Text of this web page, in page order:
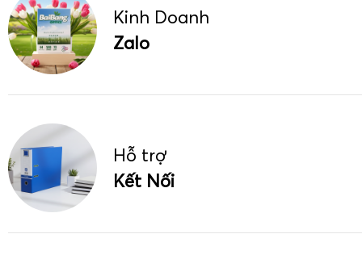
Kinh Doanh
Zalo
Hỗ trợ
Kết Nối